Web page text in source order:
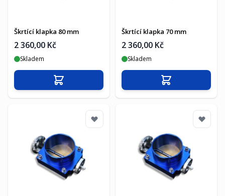
Škrtící klapka 80 mm
2 360,00 Kč
Skladem
Přidat do košíku
Škrtící klapka 70 mm
2 360,00 Kč
Skladem
Přidat do košíku